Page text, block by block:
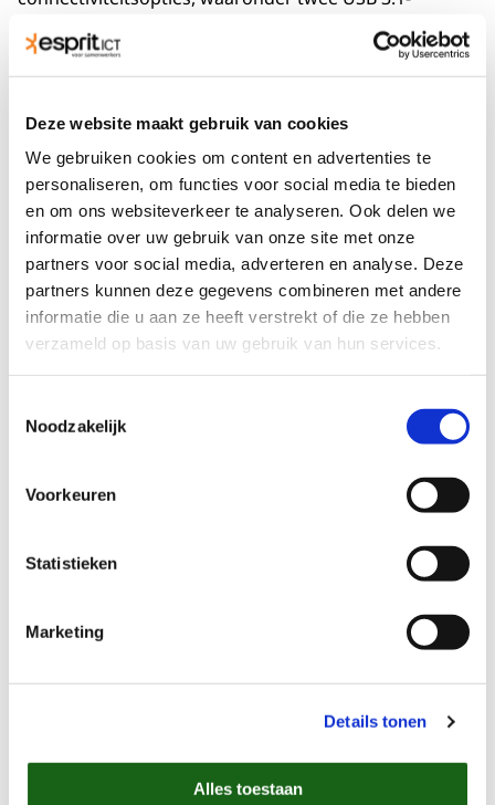
Deze website maakt gebruik van cookies
We gebruiken cookies om content en advertenties te
personaliseren, om functies voor social media te bieden
en om ons websiteverkeer te analyseren. Ook delen we
informatie over uw gebruik van onze site met onze
partners voor social media, adverteren en analyse. Deze
partners kunnen deze gegevens combineren met andere
informatie die u aan ze heeft verstrekt of die ze hebben
verzameld op basis van uw gebruik van hun services.
Noodzakelijk
Voorkeuren
Statistieken
Marketing
Details tonen
Alles toestaan
poorten, een USB-C-poort, een HDMI-poort, een RJ45
Ethernet-poort en een microSD-kaartlezer. Het
apparaat heeft ook een 3,5 mm audio-aansluiting en
Tot slot is het ontwerp van de ThinkPad E590 robuust
en duurzaam. Het apparaat is gemaakt van
hoogwaardige materialen en is getest op militaire
specificaties om te voldoen aan de normen voor
duurzaamheid, betrouwbaarheid en kwaliteit. Het
toetsenbord van de laptop is comfortabel en
responsief en heeft een achtergrondverlichting, wat
het typen in een donkere omgeving vergemakkelijkt.
Dit krijg je helemaal gratis wanneer je een laptop
Diefstalverzekering
Altijd verlengen of overname optie na huur